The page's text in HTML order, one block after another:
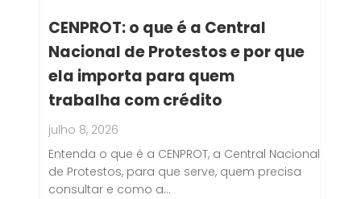
CENPROT: o que é a Central
Nacional de Protestos e por que
ela importa para quem
trabalha com crédito
julho 8, 2026
Entenda o que é a CENPROT, a Central Nacional
de Protestos, para que serve, quem precisa
consultar e como a…